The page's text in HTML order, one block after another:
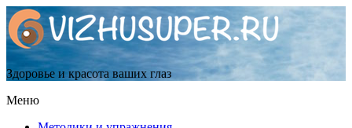
Здоровье и красота ваших глаз
Меню